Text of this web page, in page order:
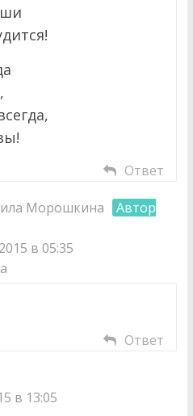
Ответ
Морошкина
Автор
в 05:35
Ответ
в 13:05